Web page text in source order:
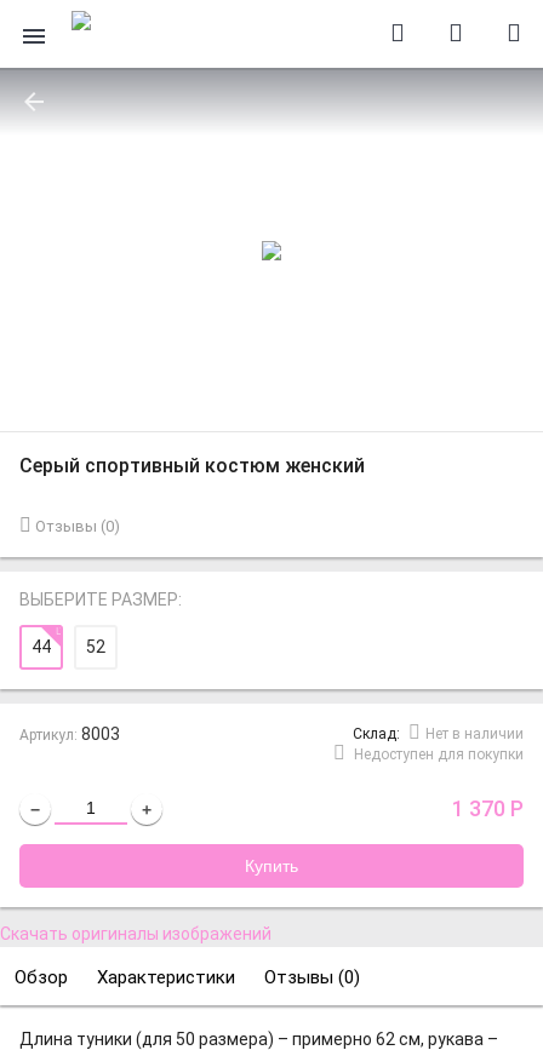
Серый спортивный костюм женский
Отзывы (0)
ВЫБЕРИТЕ РАЗМЕР:
44 52
Артикул: 8003 Cклад:
Нет в наличии
Недоступен для покупки
− + 1 370 Р
Скачать оригиналы изображений
Обзор Характеристики Отзывы (0)
Длина туники (для 50 размера) – примерно 62 см, рукава –